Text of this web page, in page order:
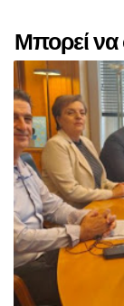
Μπορεί να